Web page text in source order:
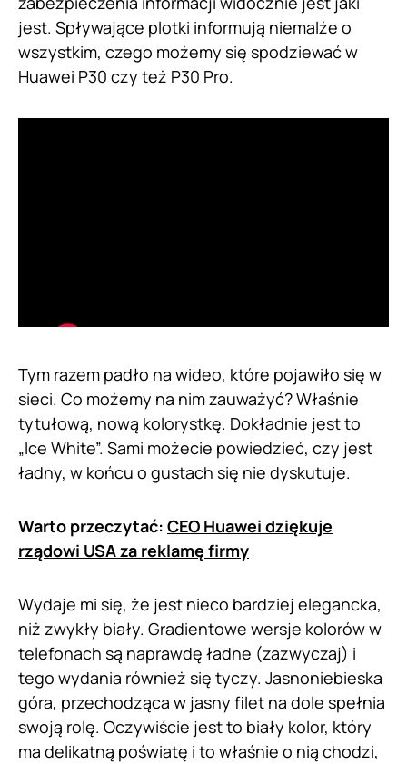
jest. Spływające plotki informują niemalże o
wszystkim, czego możemy się spodziewać w
Huawei P30 czy też P30 Pro.
Tym razem padło na wideo, które pojawiło się w
sieci. Co możemy na nim zauważyć? Właśnie
tytułową, nową kolorystkę. Dokładnie jest to
„Ice White”. Sami możecie powiedzieć, czy jest
ładny, w końcu o gustach się nie dyskutuje.
Warto przeczytać: CEO Huawei dziękuje
rządowi USA za reklamę firmy
Wydaje mi się, że jest nieco bardziej elegancka,
niż zwykły biały. Gradientowe wersje kolorów w
telefonach są naprawdę ładne (zazwyczaj) i
tego wydania również się tyczy. Jasnoniebieska
góra, przechodząca w jasny filet na dole spełnia
swoją rolę. Oczywiście jest to biały kolor, który
ma delikatną poświatę i to właśnie o nią chodzi,